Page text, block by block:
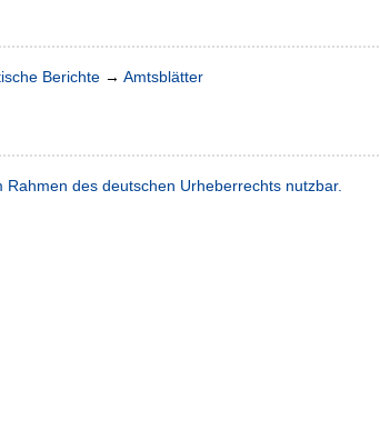
Berichte → Amtsblätter
Rahmen des deutschen Urheberrechts nutzbar.